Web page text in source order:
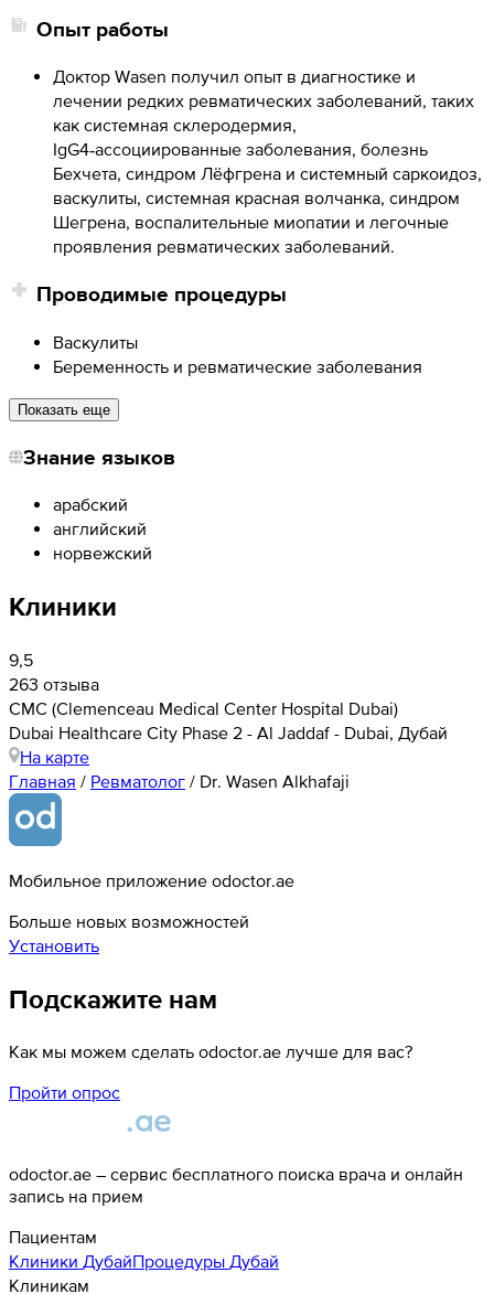
Опыт работы
Доктор Wasen получил опыт в диагностике и
лечении редких ревматических заболеваний, таких
как системная склеродермия,
IgG4‑ассоциированные заболевания, болезнь
Бехчета, синдром Лёфгрена и системный саркоидоз,
васкулиты, системная красная волчанка, синдром
Шегрена, воспалительные миопатии и легочные
проявления ревматических заболеваний.
Проводимые процедуры
Васкулиты
Беременность и ревматические заболевания
Показать еще
Знание языков
арабский
английский
норвежский
Клиники
9,5
263 отзыва
CMC (Clemenceau Medical Center Hospital Dubai)
Dubai Healthcare City Phase 2 - Al Jaddaf - Dubai, Дубай
На карте
Главная / Ревматолог / Dr. Wasen Alkhafaji
Мобильное приложение odoctor.ae
Больше новых возможностей
Установить
Подскажите нам
Как мы можем сделать odoctor.ae лучше для вас?
Пройти опрос
odoctor.ae – сервис бесплатного поиска врача и онлайн
запись на прием
Пациентам
Клиники ДубайПроцедуры Дубай
Клиникам